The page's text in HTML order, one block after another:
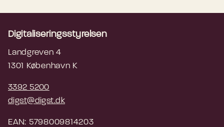
Digitaliseringsstyrelsen
Landgreven 4
1301 København K
3392 5200
digst@digst.dk
EAN: 5798009814203